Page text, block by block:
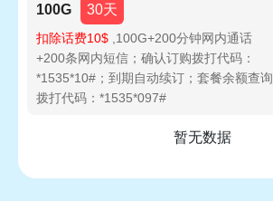
100G 30天
扣除话费10$ ,100G+200分钟网内通话
+200条网内短信；确认订购拨打代码：
*1535*10#；到期自动续订；套餐余额查询
拨打代码：*1535*097#
暂无数据